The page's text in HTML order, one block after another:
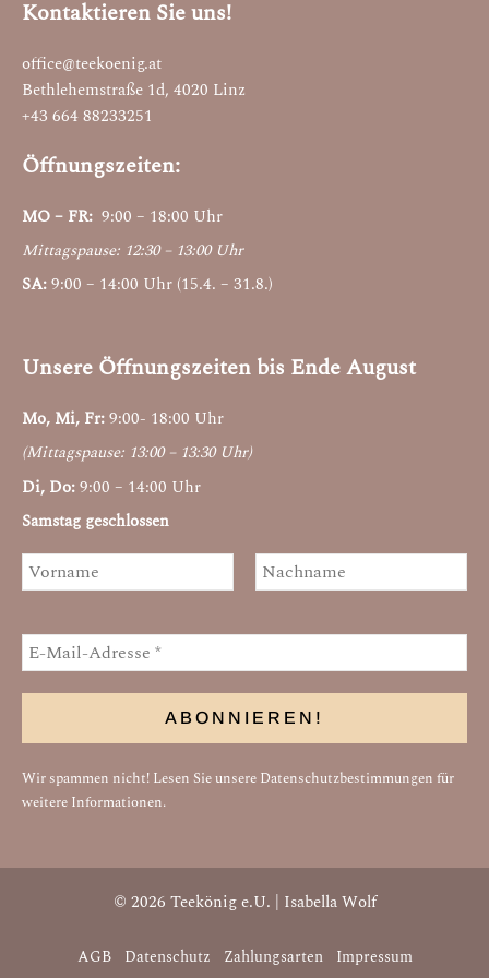
Kontaktieren Sie uns!
office@teekoenig.at
Bethlehemstraße 1d, 4020 Linz
+43 664 88233251
Öffnungszeiten:
MO – FR: 9:00 – 18:00 Uhr
Mittagspause: 12:30 – 13:00 Uhr
SA:9:00 – 14:00 Uhr (15.4. – 31.8.)
Unsere Öffnungszeiten bis Ende August
Mo, Mi, Fr:9:00- 18:00 Uhr
(Mittagspause: 13:00 – 13:30 Uhr)
Di, Do:9:00 – 14:00 Uhr
Samstag geschlossen
Wir spammen nicht! Lesen Sie unsere Datenschutzbestimmungen für
weitere Informationen.
© 2026 Teekönig e.U. | Isabella Wolf
AGB Datenschutz Zahlungsarten Impressum